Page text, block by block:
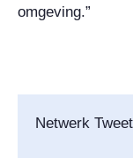
omgeving.”
Netwerk